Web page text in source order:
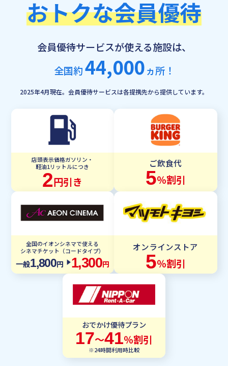
おトクな会員優待
会員優待サービスが使える施設は、
全国約44,000ヵ所！
2025年4月現在。会員優待サービスは各提携先から提供しています。
店頭表示価格ガソリン・
軽油1リットルにつき
2円引き
ご飲食代
5％割引
全国のイオンシネマで使える
シネマチケット（コードタイプ）
一般1,800円 1,300円
オンラインストア
5％割引
おでかけ優待プラン
17〜41％割引
※24時間利用時比較